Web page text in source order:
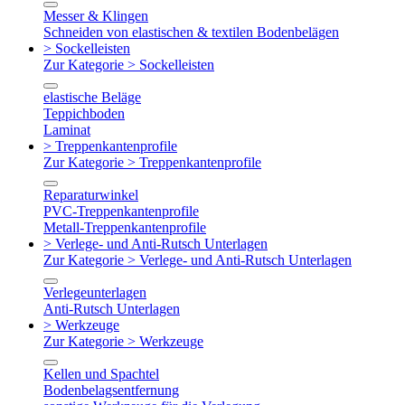
Messer & Klingen
Schneiden von elastischen & textilen Bodenbelägen
> Sockelleisten
Zur Kategorie > Sockelleisten
elastische Beläge
Teppichboden
Laminat
> Treppenkantenprofile
Zur Kategorie > Treppenkantenprofile
Reparaturwinkel
PVC-Treppenkantenprofile
Metall-Treppenkantenprofile
> Verlege- und Anti-Rutsch Unterlagen
Zur Kategorie > Verlege- und Anti-Rutsch Unterlagen
Verlegeunterlagen
Anti-Rutsch Unterlagen
> Werkzeuge
Zur Kategorie > Werkzeuge
Kellen und Spachtel
Bodenbelagsentfernung